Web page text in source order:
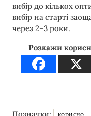
вибір до кількох
вибір на старті
через 2–3 роки.
Розкажи
корисно